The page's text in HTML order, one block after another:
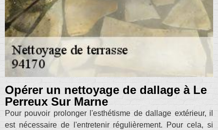
Opérer un nettoyage de dallage à Le
Perreux Sur Marne
Pour pouvoir prolonger l'esthétisme de dallage extérieur, il
est nécessaire de l'entretenir régulièrement. Pour cela, si